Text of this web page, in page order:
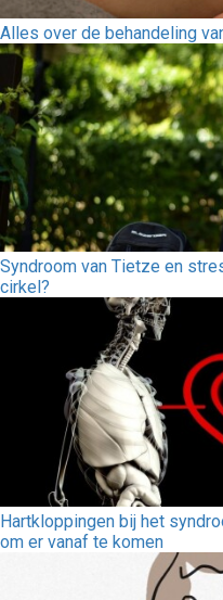
Alles over de behandeling
Syndroom van Tietze en
cirkel?
Hartkloppingen bij het
om er vanaf te komen